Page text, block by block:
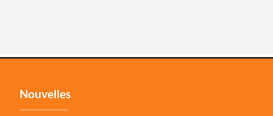
Nouvelles